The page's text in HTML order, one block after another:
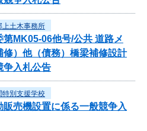
上土木事務所
第MK05-06他号/公共 道路メ
修）他（債務）橋梁補修設計
争入札公告
特別支援学校
売機設置に係る一般競争入